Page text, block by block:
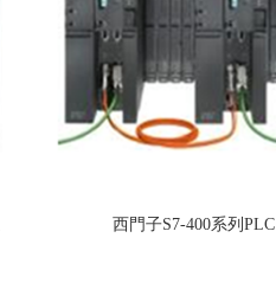
西門子S7-400系列PLC